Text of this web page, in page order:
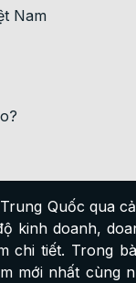
Nam
Quốc qua
kinh doanh,
chi tiết. Trong
mới nhất cùng